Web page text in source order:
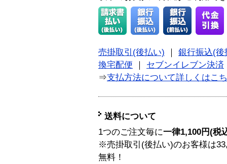
売掛取引(後払い) ｜ 銀行振込(後
換宅配便 ｜ セブンイレブン決済
⇒支払方法について詳しくはこ
送料について
1つのご注文毎に一律1,100円(税
※売掛取引(後払い)のお客様は
無料！